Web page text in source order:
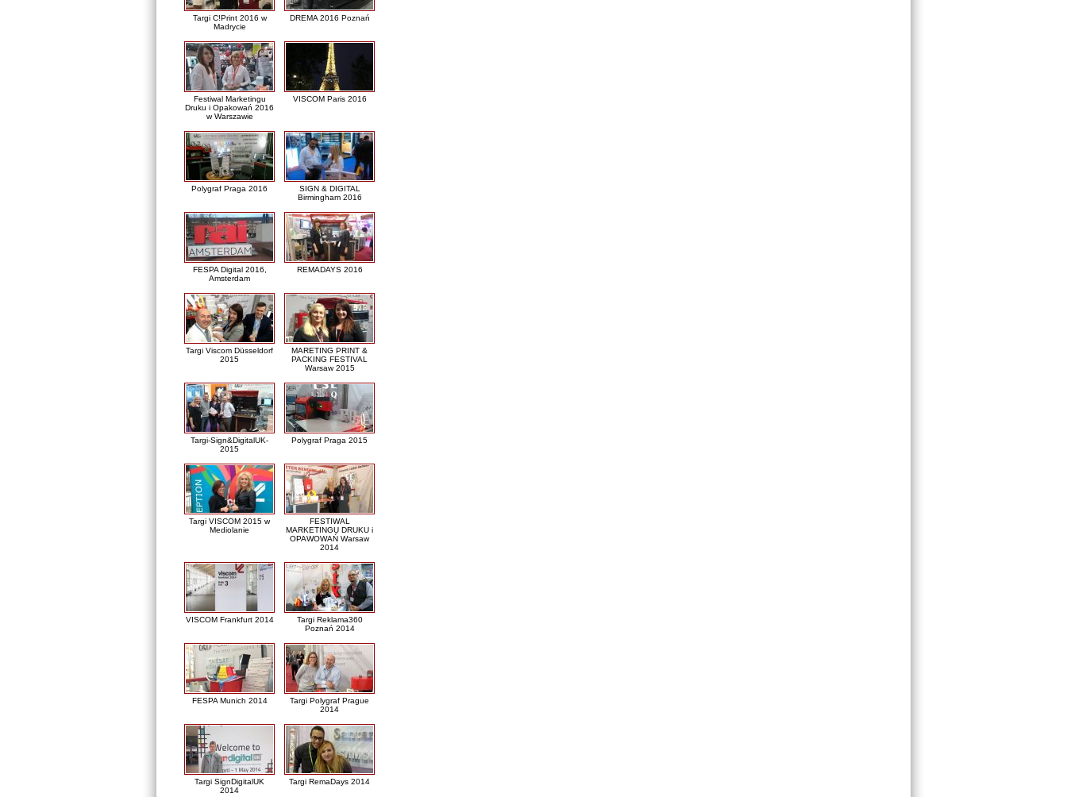
Targi C!Print 2016 w
Madrycie
DREMA 2016 Poznań
Festiwal Marketingu
Druku i Opakowań 2016
w Warszawie
VISCOM Paris 2016
Polygraf Praga 2016
SIGN & DIGITAL
Birmingham 2016
FESPA Digital 2016,
Amsterdam
REMADAYS 2016
Targi Viscom Düsseldorf
2015
MARETING PRINT &
PACKING FESTIVAL
Warsaw 2015
Targi-Sign&DigitalUK-
2015
Polygraf Praga 2015
Targi VISCOM 2015 w
Mediolanie
FESTIWAL
MARKETINGU DRUKU i
OPAWOWAŃ Warsaw
2014
VISCOM Frankfurt 2014
Targi Reklama360
Poznań 2014
FESPA Munich 2014
Targi Polygraf Prague
2014
Targi SignDigitalUK
2014
Targi RemaDays 2014